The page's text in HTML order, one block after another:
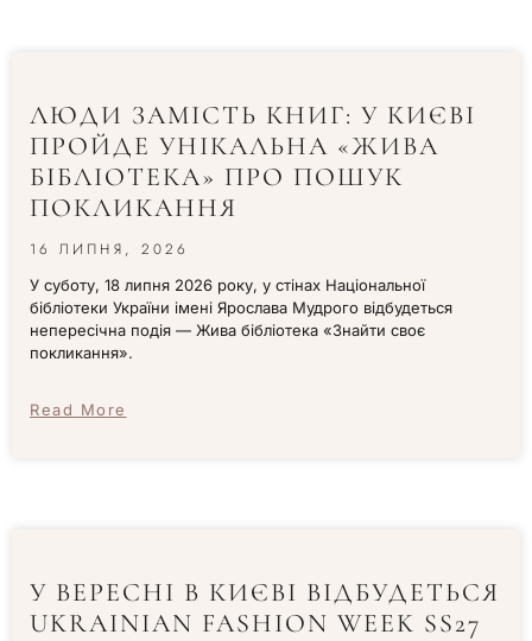
ЛЮДИ ЗАМІСТЬ КНИГ: У КИЄВІ
ПРОЙДЕ УНІКАЛЬНА «ЖИВА
БІБЛІОТЕКА» ПРО ПОШУК
ПОКЛИКАННЯ
16 ЛИПНЯ, 2026
У суботу, 18 липня 2026 року, у стінах Національної
бібліотеки України імені Ярослава Мудрого відбудеться
непересічна подія — Жива бібліотека «Знайти своє
покликання».
Read More
У ВЕРЕСНІ В КИЄВІ ВІДБУДЕТЬСЯ
UKRAINIAN FASHION WEEK SS27